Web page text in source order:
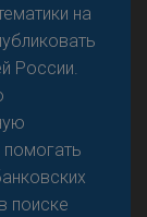
не
на
России.
поиске